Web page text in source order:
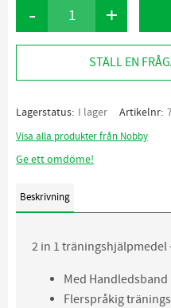
+
-
STÄLL EN
Lagerstatus I lager Artikelnr
Visa alla produkter från Nobby
Ge ett omdöme!
Beskrivning
2 in 1 träningshjälpmedel
Med Handledsband
Flerspråkig